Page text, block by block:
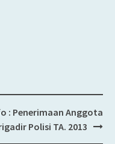
: Penerimaan Anggota
Polisi TA. 2013